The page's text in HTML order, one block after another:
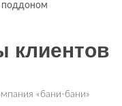
поддоном
клиентов
«бани-бани»